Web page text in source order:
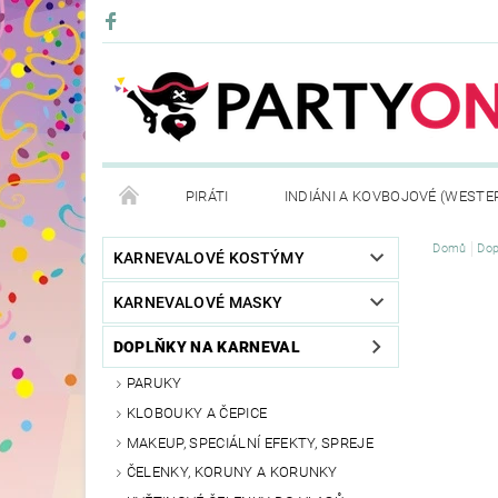
PIRÁTI INDIÁNI A KOVBOJOVÉ
KONTAKTY OBCHODNÍ PODMÍNKY
KARNEVALOVÉ KOSTÝMY
KARNEVALOVÉ MASKY
DOPLŇKY NA KARNEVAL
PARUKY
KLOBOUKY A ČEPICE
MAKEUP, SPECIÁLNÍ EFEKTY, SPREJE
ČELENKY, KORUNY A KORUNKY
Domů